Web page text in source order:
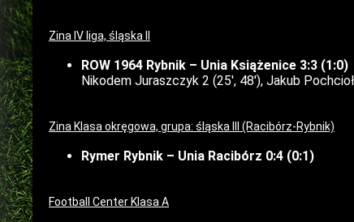
Zina IV liga, śląska II
ROW 1964 Rybnik – Unia Książenice 3:3 (1:0)
Nikodem Juraszczyk 2 (25′, 48′), Jakub
Zina Klasa okręgowa, grupa: śląska III (Racibórz-Rybnik)
Rymer Rybnik – Unia Racibórz 0:4 (0:1)
Football Center Klasa A